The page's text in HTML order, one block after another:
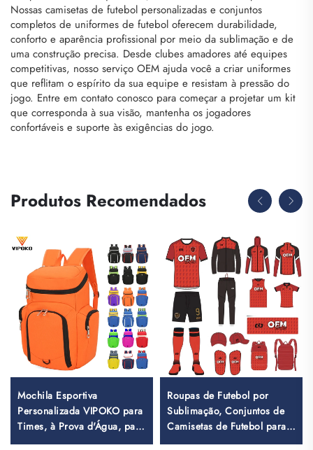
Nossas camisetas de futebol personalizadas e conjuntos
completos de uniformes de futebol oferecem durabilidade,
conforto e aparência profissional por meio da sublimação e de
uma construção precisa. Desde clubes amadores até equipes
competitivas, nosso serviço OEM ajuda você a criar uniformes
que reflitam o espírito da sua equipe e resistam à pressão do
jogo. Entre em contato conosco para começar a projetar um kit
que corresponda à sua visão, mantenha os jogadores
confortáveis e suporte às exigências do jogo.
Produtos Recomendados
Mochila Esportiva
Personalizada VIPOKO para
Times, à Prova d'Água, para
Basquete, com Logotipo,
Roupas de Futebol por
Sublimação, Conjuntos de
Camisetas de Futebol para
Treino Masculino, Vestuário